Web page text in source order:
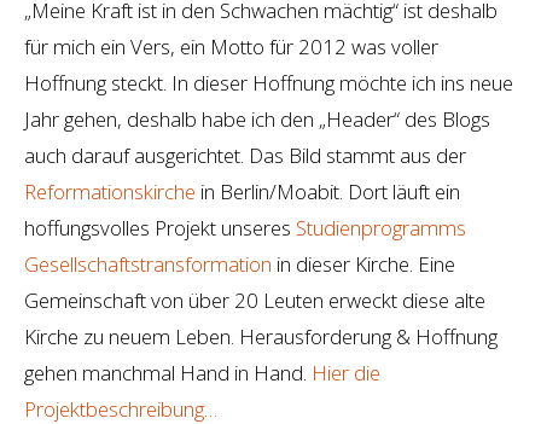
„Meine Kraft ist in den Schwachen mächtig“ ist deshalb
für mich ein Vers, ein Motto für 2012 was voller
Hoffnung steckt. In dieser Hoffnung möchte ich ins neue
Jahr gehen, deshalb habe ich den „Header“ des Blogs
auch darauf ausgerichtet. Das Bild stammt aus der
Reformationskirche in Berlin/Moabit. Dort läuft ein
hoffungsvolles Projekt unseres Studienprogramms
Gesellschaftstransformation in dieser Kirche. Eine
Gemeinschaft von über 20 Leuten erweckt diese alte
Kirche zu neuem Leben. Herausforderung & Hoffnung
gehen manchmal Hand in Hand. Hier die
Projektbeschreibung…